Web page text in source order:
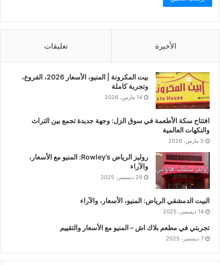
الأخيرة تعليقات
بيت المكرونة | المنيو، الأسعار 2026، الفروع،
وتجربة كاملة
14 مارس، 2026
افتتاح سكة الأطعمة في سوق الزل: وجهة جديدة تجمع بين التراث
والنكهات العالمية
5 مارس، 2026
روليز الرياض Rowley’s: المنيو مع الأسعار،
والآراء
29 ديسمبر، 2025
البيت الدمشقي الرياض: المنيو، الأسعار، والآراء
14 ديسمبر، 2025
تجربتي في مطعم بلاك اش – المنيو مع الأسعار والتقييم
7 ديسمبر، 2025